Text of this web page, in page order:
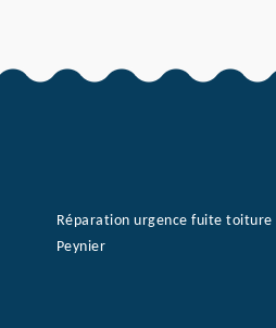
Réparation urgence fuite toiture
Peynier